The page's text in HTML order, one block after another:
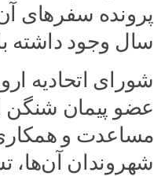
پرونده سفرهای
سال وجود داشته
شورای اتحادیه
عضو پیمان شنگن
مساعدت و
شهروندان آن‌ها،